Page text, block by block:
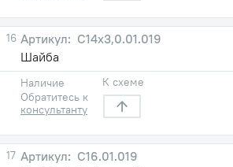
16
С14х3,0.01.019
Шайба
Наличие
Обратитесь к
консультанту
К схеме
17
С16.01.019